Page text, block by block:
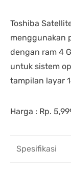
Toshiba
menggunakan
dengan ram 4
untuk sistem
tampilan layar
Harga : Rp.
Spesifikasi